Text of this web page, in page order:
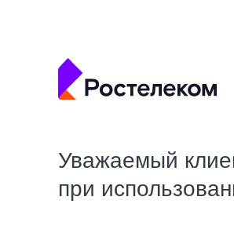
Уважаемый
при